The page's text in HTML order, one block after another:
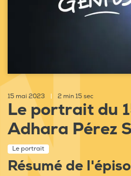
15 mai 2023 2 min 15 sec
Le portrait du
Adhara Pérez
Le portrait
Résumé de